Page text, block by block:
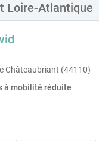
Loire-Atlantique
Châteaubriant (44110)
à mobilité réduite